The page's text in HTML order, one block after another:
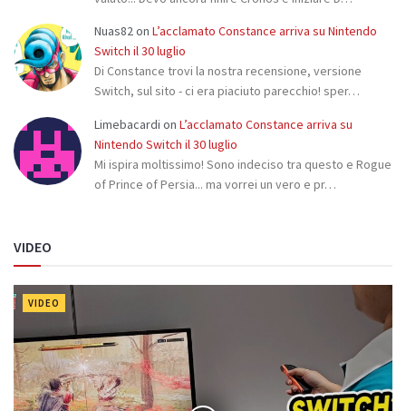
Nuas82on L’acclamato Constance arriva su Nintendo
Switch il 30 luglio
Di Constance trovi la nostra recensione, versione
Switch, sul sito - ci era piaciuto parecchio! sper…
Limebacardi on L’acclamato Constance arriva su
Nintendo Switch il 30 luglio
Mi ispira moltissimo! Sono indeciso tra questo e Rogue
of Prince of Persia... ma vorrei un vero e pr…
VIDEO
VIDEO